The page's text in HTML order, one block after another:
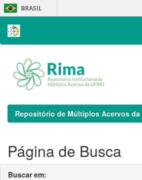
Skip
navigation
BRASIL
Repositório de Múltiplos Acervos da
Página de Busca
Buscar em: